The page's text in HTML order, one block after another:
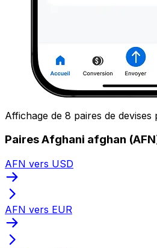
Affichage de 8 paires de devises
Paires Afghani afghan
AFN vers USD
AFN vers EUR